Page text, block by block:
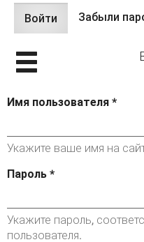
Главные
Войти (активная
вкладка)
Забыли
Имя пользователя *
Укажите ваше имя на
Пароль *
Укажите пароль,
пользователя.